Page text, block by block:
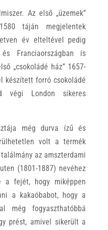
Az első „üzemek”
táján megjelentek
év elteltével pedig
Franciaországban is
„csokoládé ház” 1657-
készített forró csokoládé
végi London sikeres
még durva ízű és
volt a termék
az amszterdami
(1801-1887) nevéhez
a fejét, hogy miképpen
a kakaóbabot, hogy a
még fogyaszthatóbbá
prést, amivel sikerült a